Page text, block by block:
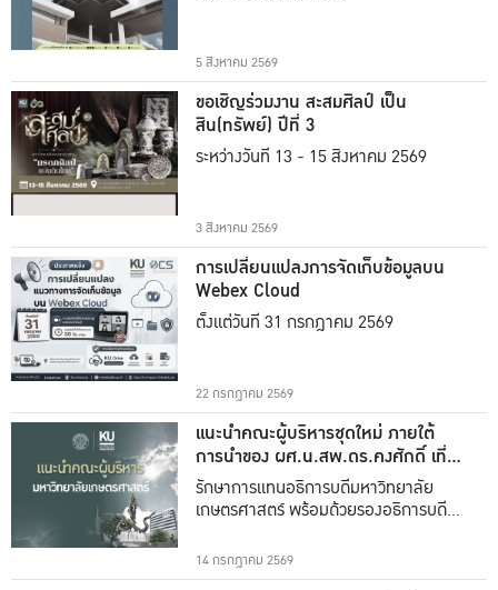
5 สิงหาคม 2569
ขอเชิญร่วมงาน สะสมศิลป์ เป็น
สิน(ทรัพย์) ปีที่ 3
ระหว่างวันที่ 13 - 15 สิงหาคม 2569
3 สิงหาคม 2569
การเปลี่ยนแปลงการจัดเก็บข้อมูลบน
Webex Cloud
ตั้งแต่วันที่ 31 กรกฎาคม 2569
22 กรกฎาคม 2569
แนะนำคณะผู้บริหารชุดใหม่ ภายใต้
การนำของ ผศ.น.สพ.ดร.คงศักดิ์ เที่ยง
ธรรม
รักษาการแทนอธิการบดีมหาวิทยาลัย
เกษตรศาสตร์ พร้อมด้วยรองอธิการบดีทั้ง
14 กรกฎาคม 2569